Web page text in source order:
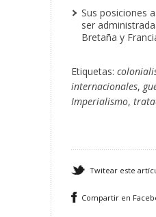
Sus posiciones
ser
Bretaña y
Etiquetas:
internacionales,
Imperialismo,
Twitear este
Compartir en